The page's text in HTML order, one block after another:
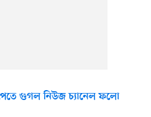
গুগল নিউজ চ্যানেল ফলো